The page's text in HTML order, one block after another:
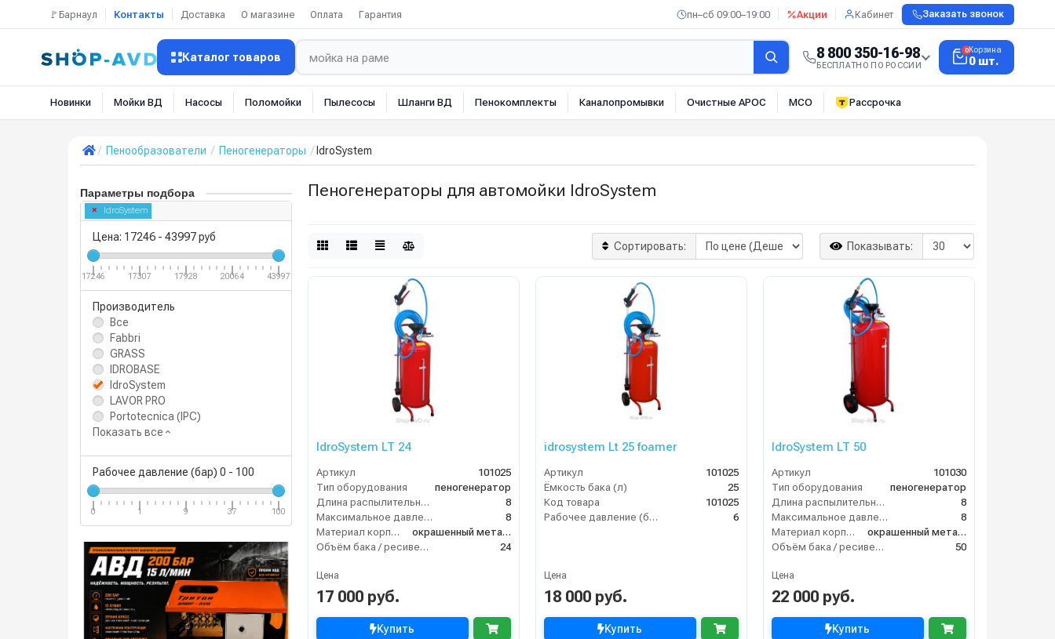
🚩Барнаул Контакты Доставка О магазине Оплата Гарантия пн–сб 09:00–19:00 Акции Кабинет Заказать звонок
Каталог товаров 8 800 350-16-98
БЕСПЛАТНО ПО РОССИИ
0Корзина
0 шт.
Новинки Мойки ВД Насосы Поломойки Пылесосы Шланги ВД Пенокомплекты Каналопромывки Очистные АРОС МСО Рассрочка
Пенообразователи Пеногенераторы IdroSystem
Параметры подбора
IdroSystem
Цена: 17246 - 43997руб
17246 17307 17928 20064 43997
Производитель
Все
Fabbri
GRASS
IDROBASE
IdroSystem
LAVOR PRO
Portotecnica (IPC)
Показать все
Рабочее давление (бар) 0 - 100
0 1 9 37 100
Пеногенераторы для автомойки IdroSystem
Сортировать: Показывать:
IdroSystem LT 24
Артикул
101025
Тип оборудования
пеногенератор
Длина распылительного шланга (м)
8
Максимальное давление на выходе (бар)
8
Материал корпуса
окрашенный металл
Объём бака / ресивера (л)
24
Цена
17 000 руб.
Купить
idrosystem Lt 25 foamer
Артикул
101025
Ёмкость бака (л)
25
Код товара
101025
Рабочее давление (бар)
6
Цена
18 000 руб.
Купить
IdroSystem LT 50
Артикул
101030
Тип оборудования
пеногенератор
Длина распылительного шланга (м)
8
Максимальное давление на выходе (бар)
8
Материал корпуса
окрашенный металл
Объём бака / ресивера (л)
50
Цена
22 000 руб.
Купить